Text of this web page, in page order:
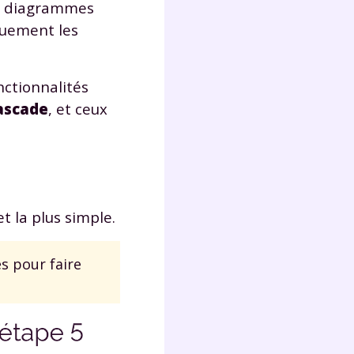
les
, et ceux
la plus simple.
pour faire